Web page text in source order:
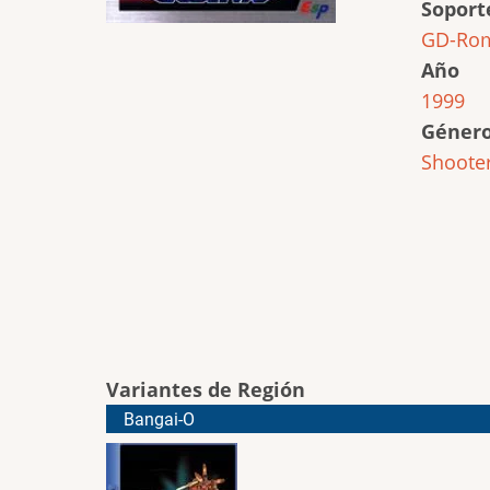
GD-
Año
1999
Variantes de Región
Bangai-O